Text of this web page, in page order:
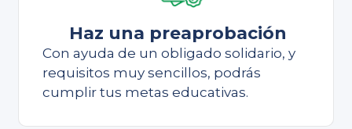
Haz una preaprobación
Con ayuda de un obligado solidario, y
requisitos muy sencillos, podrás
cumplir tus metas educativas.